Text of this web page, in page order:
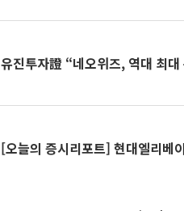
유진투자證 “네오위즈, 역대 최
[오늘의 증시리포트] 현대엘리베